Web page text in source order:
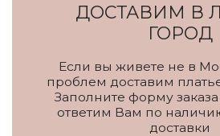
ДОСТАВИМ В
ГОРОД
Если вы живете не в
проблем доставим
Заполните форму
ответим Вам по
доставки